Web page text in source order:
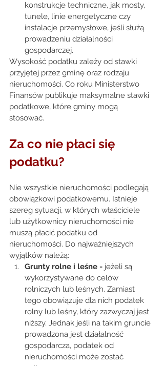
konstrukcje techniczne, jak mosty,
tunele, linie energetyczne czy
instalacje przemysłowe, jeśli służą
prowadzeniu działalności
gospodarczej.
Wysokość podatku zależy od stawki
przyjętej przez gminę oraz rodzaju
nieruchomości. Co roku Ministerstwo
Finansów publikuje maksymalne stawki
podatkowe, które gminy mogą
stosować.
Za co nie płaci się
podatku?
Nie wszystkie nieruchomości podlegają
obowiązkowi podatkowemu. Istnieje
szereg sytuacji, w których właściciele
lub użytkownicy nieruchomości nie
muszą płacić podatku od
nieruchomości. Do najważniejszych
wyjątków należą:
Grunty rolne i leśne - jeżeli są
wykorzystywane do celów
rolniczych lub leśnych. Zamiast
tego obowiązuje dla nich podatek
rolny lub leśny, który zazwyczaj jest
niższy. Jednak jeśli na takim gruncie
prowadzona jest działalność
gospodarcza, podatek od
nieruchomości może zostać